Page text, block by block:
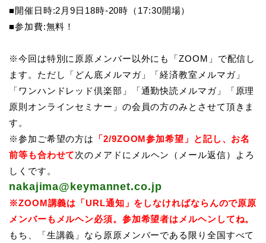
■開催日時:2月9日18時-20時（17:30開場）
■参加費:無料！
※今回は特別に原原メンバー以外にも「ZOOM」で配信し
ます。ただし「どん底メルマガ」「経済教室メルマガ」
「ワンハンドレッド倶楽部」「通勤快読メルマガ」「原理
原則オンラインセミナー」の会員の方のみとさせて頂きま
す。
※参加ご希望の方は
「2/9ZOOM参加希望」と記し、お名
前等も合わせて次のメアドにメルヘン（メール返信）よろ
しくです。
nakajima@keymannet.co.jp
※ZOOM講義は「URL通知」をしなければならんので原原
メンバーもメルヘン必須。参加希望者はメルヘンしてね。
もち、「生講義」なら原原メンバーである限り全国すべて